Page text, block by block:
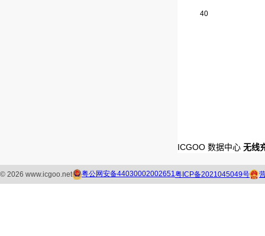
40
ICGOO 数据中心 无线